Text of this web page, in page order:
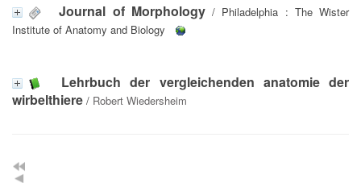
Journal of Morphology/ Philadelphia : The Wister
Institute of Anatomy and Biology
Lehrbuch der vergleichenden anatomie der
wirbelthiere / Robert Wiedersheim